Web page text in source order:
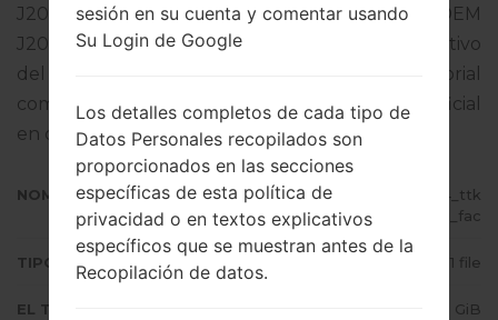
J200GUOLB3AQI1,Versión de MODEM
J200GUDXU3AQJ1. La versión del sistema operativo
del firmware dado es Android Lollipop 5.1.1. Tutorial
completo sobre cómo actualizar el firmware oficial
en dispositivos Samsungaquí
NOMBRE DE ARCHIVO
SM-J200GU_1_20180206094814_ttk
c2p18tq_fac
TIPO DE FIRMWARE 1 file
EL TAMAÑO DEL
1.03 GiB
sesión en su cuenta y comentar usando
Su Login de Google
Los detalles completos de cada tipo de
Datos Personales recopilados son
proporcionados en las secciones
específicas de esta política de
privacidad o en textos explicativos
específicos que se muestran antes de la
Recopilación de datos.